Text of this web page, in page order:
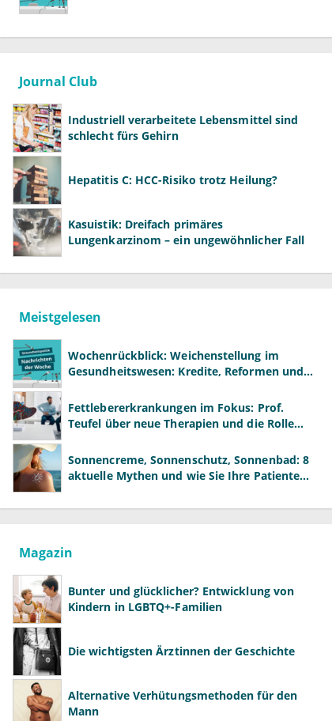
Journal Club
Industriell verarbeitete Lebensmittel sind
schlecht fürs Gehirn
Hepatitis C: HCC-Risiko trotz Heilung?
Kasuistik: Dreifach primäres
Lungenkarzinom – ein ungewöhnlicher Fall
Meistgelesen
Wochenrückblick: Weichenstellung im
Gesundheitswesen: Kredite, Reformen und
Fettlebererkrankungen im Fokus: Prof.
Teufel über neue Therapien und die Rolle
Sonnencreme, Sonnenschutz, Sonnenbad: 8
aktuelle Mythen und wie Sie Ihre Patienten
Magazin
Bunter und glücklicher? Entwicklung von
Kindern in LGBTQ+-Familien
Die wichtigsten Ärztinnen der Geschichte
Alternative Verhütungsmethoden für den
Mann